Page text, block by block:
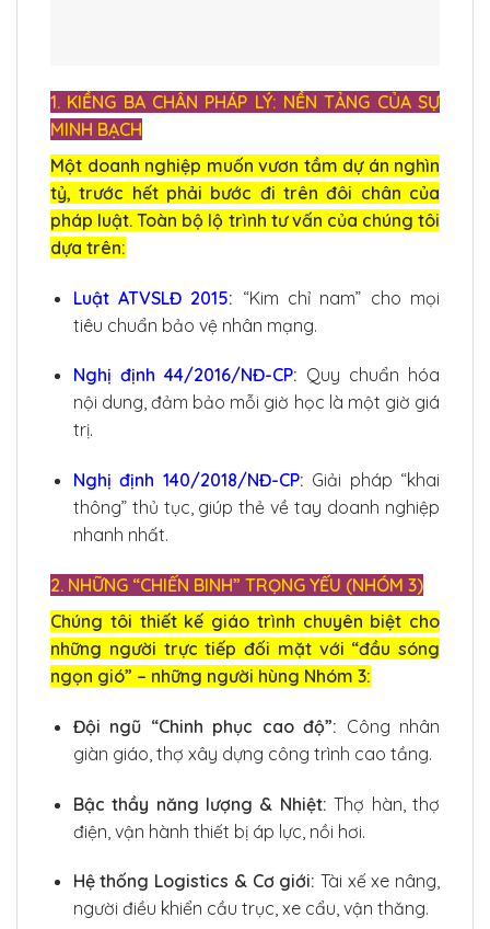
1. KIỀNG BA CHÂN PHÁP LÝ: NỀN TẢNG CỦA SỰ
MINH BẠCH
Một doanh nghiệp muốn vươn tầm dự án nghìn
tỷ, trước hết phải bước đi trên đôi chân của
pháp luật. Toàn bộ lộ trình tư vấn của chúng tôi
dựa trên:
Luật ATVSLĐ 2015: “Kim chỉ nam” cho mọi
tiêu chuẩn bảo vệ nhân mạng.
Nghị định 44/2016/NĐ-CP: Quy chuẩn hóa
nội dung, đảm bảo mỗi giờ học là một giờ giá
trị.
Nghị định 140/2018/NĐ-CP: Giải pháp “khai
thông” thủ tục, giúp thẻ về tay doanh nghiệp
nhanh nhất.
2. NHỮNG “CHIẾN BINH” TRỌNG YẾU (NHÓM 3)
Chúng tôi thiết kế giáo trình chuyên biệt cho
những người trực tiếp đối mặt với “đầu sóng
ngọn gió” – những người hùng Nhóm 3:
Đội ngũ “Chinh phục cao độ”: Công nhân
giàn giáo, thợ xây dựng công trình cao tầng.
Bậc thầy năng lượng & Nhiệt: Thợ hàn, thợ
điện, vận hành thiết bị áp lực, nồi hơi.
Hệ thống Logistics & Cơ giới: Tài xế xe nâng,
người điều khiển cầu trục, xe cẩu, vận thăng.